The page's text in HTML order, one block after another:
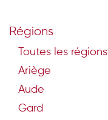
Régions
Toutes les régions
Ariège
Aude
Gard